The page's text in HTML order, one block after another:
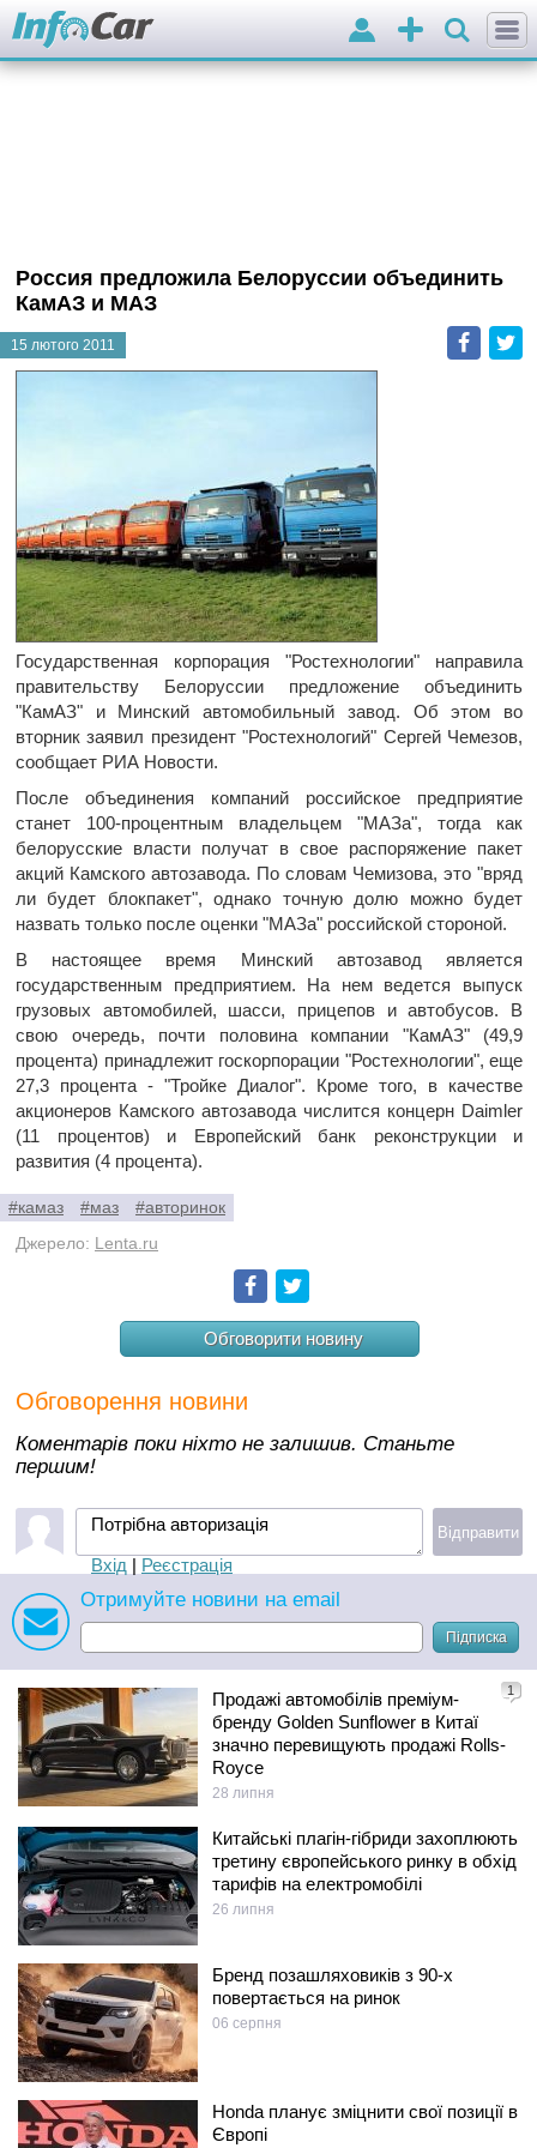
Додати
оголошення
Вхід
Россия предложила Белоруссии объединить
КамАЗ и МАЗ
15 лютого 2011
Государственная корпорация "Ростехнологии" направила
правительству Белоруссии предложение объединить
"КамАЗ" и Минский автомобильный завод. Об этом во
вторник заявил президент "Ростехнологий" Сергей Чемезов,
сообщает РИА Новости.
После объединения компаний российское предприятие
станет 100-процентным владельцем "МАЗа", тогда как
белорусские власти получат в свое распоряжение пакет
акций Камского автозавода. По словам Чемизова, это "вряд
ли будет блокпакет", однако точную долю можно будет
назвать только после оценки "МАЗа" российской стороной.
В настоящее время Минский автозавод является
государственным предприятием. На нем ведется выпуск
грузовых автомобилей, шасси, прицепов и автобусов. В
свою очередь, почти половина компании "КамАЗ" (49,9
процента) принадлежит госкорпорации "Ростехнологии", еще
27,3 процента - "Тройке Диалог". Кроме того, в качестве
акционеров Камского автозавода числится концерн Daimler
(11 процентов) и Европейский банк реконструкции и
развития (4 процента).
#камаз #маз
#авторинок
Джерело: Lenta.ru
Facebook
Обговорити новину
Обговорення новини
Коментарів поки ніхто не залишив. Станьте
першим!
Потрібна авторизація
Вхід | Реєстрація
Відправити
Отримуйте новини на email
Підписка
1
Продажі автомобілів преміум-
бренду Golden Sunflower в Китаї
значно перевищують продажі Rolls-
Royce
28 липня
Китайські плагін-гібриди захоплюють
третину європейського ринку в обхід
тарифів на електромобілі
26 липня
Бренд позашляховиків з 90-х
повертається на ринок
06 серпня
Honda планує зміцнити свої позиції в
Європі